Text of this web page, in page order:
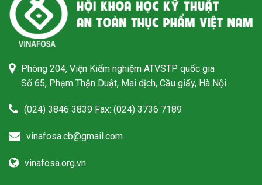
Phòng 204, Viện Kiểm nghiệm ATVSTP quốc gia
Số 65, Phạm Thận Duật, Mai dịch, Cầu giấy, Hà Nội
(024) 3846 3839 Fax: (024) 3736 7189
vinafosa.cb@gmail.com
vinafosa.org.vn